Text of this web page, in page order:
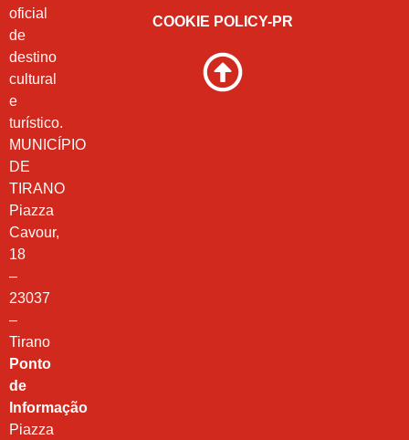
oficial
de
destino
cultural
e
turístico.
MUNICÍPIO
DE
TIRANO
Piazza
Cavour,
18
–
23037
–
Tirano
Ponto
de
Informação
Piazza
COOKIE POLICY-PR